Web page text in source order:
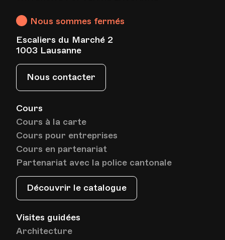
Date05.05.2021
HEP - Haute Ecole Pédagogique
1005, Lausanne
Av. de Cour 33
Date12.05.2021
Lieu
HEP - Haute Ecole Pédagogique
1005, Lausanne
Date19.05.2021
Cours
Cours à la carte
Cours pour entreprises
Cours en partenariat
Partenariat avec la police cantonale
Découvrir le catalogue
Visites guidées
Architecture
Nous sommes fermés
Escaliers du Marché 2
1003 Lausanne
Nous contacter